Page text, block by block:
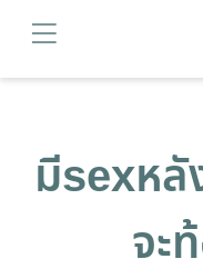
มีsexหลั
จะ